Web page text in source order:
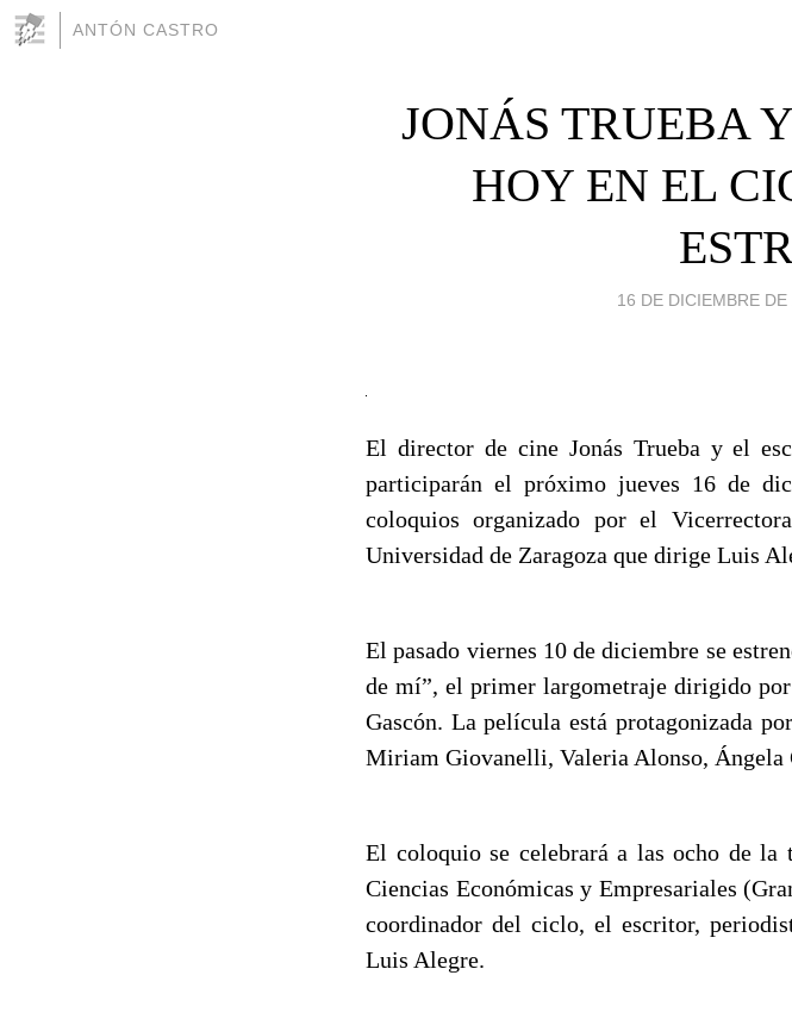
ANTÓN CASTRO
JONÁS TRUEBA
HOY EN EL
16 DE DICIEMBRE
El director de cine Jonás Trueba y el
participarán el próximo jueves 16 de
coloquios organizado por el
Universidad de Zaragoza que dirige Luis
El pasado viernes 10 de diciembre se
de mí”, el primer largometraje dirigido
Gascón. La película está protagonizada
Miriam Giovanelli, Valeria Alonso, Ángela
El coloquio se celebrará a las ocho de la
Ciencias Económicas y Empresariales
coordinador del ciclo, el escritor,
Luis Alegre.